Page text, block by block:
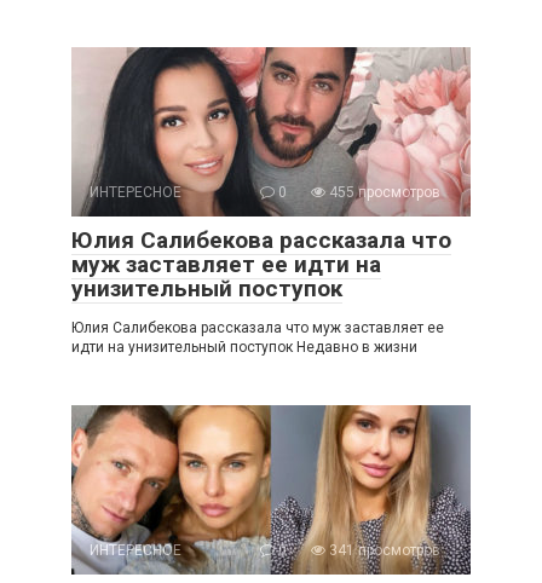
ИНТЕРЕСНОЕ 0 455 просмотров
Юлия Салибекова рассказала что
муж заставляет ее идти на
унизительный поступок
Юлия Салибекова рассказала что муж заставляет ее
идти на унизительный поступок Недавно в жизни
ИНТЕРЕСНОЕ 0 341 просмотров